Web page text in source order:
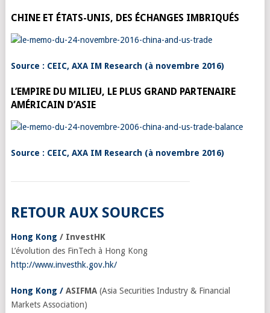
CHINE ET ÉTATS-UNIS, DES ÉCHANGES IMBRIQUÉS
Source : CEIC, AXA IM Research (à novembre 2016)
L’EMPIRE DU MILIEU, LE PLUS GRAND PARTENAIRE
AMÉRICAIN D’ASIE
Source : CEIC, AXA IM Research (à novembre 2016)
RETOUR AUX SOURCES
Hong Kong / InvestHK
L’évolution des FinTech à Hong Kong
http://www.investhk.gov.hk/
Hong Kong /ASIFMA(Asia Securities Industry & Financial
Markets Association)